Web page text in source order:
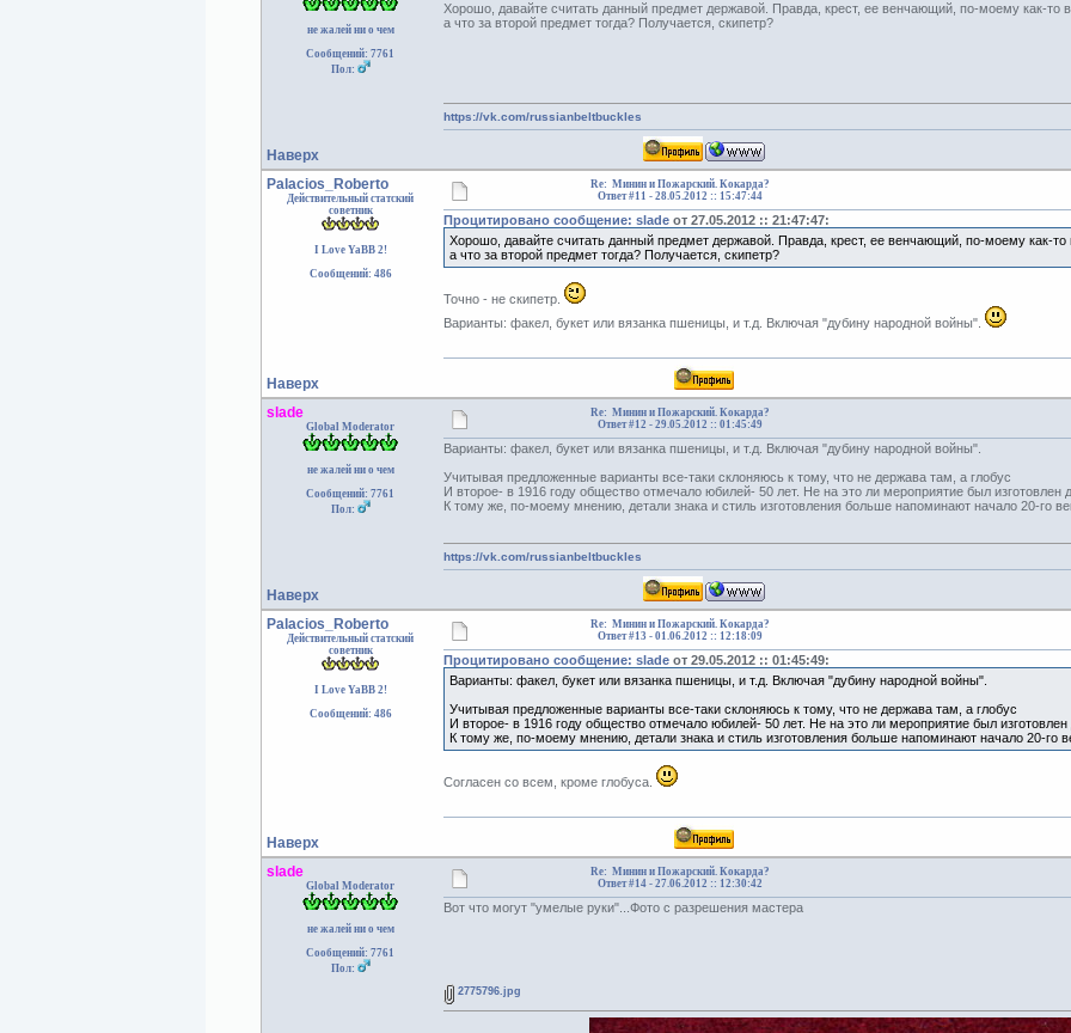
не жалей ни о чем
Сообщений: 7761
Пол:
Хорошо, давайте считать данный предмет державой. Правда, крест, ее венчающий, по-моему как-то
а что за второй предмет тогда? Получается, скипетр?
Наверх
https://vk.com/russianbeltbuckles
Palacios_Roberto
Действительный статский
советник
I Love YaBB 2!
Сообщений: 486
Re: Минин и Пожарский. Кокарда?
Ответ #11 - 28.05.2012 :: 15:47:44
Процитировано сообщение: slade от 27.05.2012 :: 21:47:47:
Хорошо, давайте считать данный предмет державой. Правда, крест, ее венчающий, по-моему как-то
а что за второй предмет тогда? Получается, скипетр?
Точно - не скипетр.
Варианты: факел, букет или вязанка пшеницы, и т.д. Включая "дубину народной войны".
Наверх
slade
Global Moderator
не жалей ни о чем
Сообщений: 7761
Пол:
Re: Минин и Пожарский. Кокарда?
Ответ #12 - 29.05.2012 :: 01:45:49
Варианты: факел, букет или вязанка пшеницы, и т.д. Включая "дубину народной войны".
Учитывая предложенные варианты все-таки склоняюсь к тому, что не держава там, а глобус
И второе- в 1916 году общество отмечало юбилей- 50 лет. Не на это ли мероприятие был изготовлен
К тому же, по-моему мнению, детали знака и стиль изготовления больше напоминают начало 20-го
Наверх
https://vk.com/russianbeltbuckles
Palacios_Roberto
Действительный статский
советник
I Love YaBB 2!
Сообщений: 486
Re: Минин и Пожарский. Кокарда?
Ответ #13 - 01.06.2012 :: 12:18:09
Процитировано сообщение: slade от 29.05.2012 :: 01:45:49:
Варианты: факел, букет или вязанка пшеницы, и т.д. Включая "дубину народной войны".
Учитывая предложенные варианты все-таки склоняюсь к тому, что не держава там, а глобус
И второе- в 1916 году общество отмечало юбилей- 50 лет. Не на это ли мероприятие был изготовлен
К тому же, по-моему мнению, детали знака и стиль изготовления больше напоминают начало 20-го
Согласен со всем, кроме глобуса.
Наверх
slade
Global Moderator
не жалей ни о чем
Сообщений: 7761
Пол:
Re: Минин и Пожарский. Кокарда?
Ответ #14 - 27.06.2012 :: 12:30:42
Вот что могут "умелые руки"...Фото с разрешения мастера
2775796.jpg